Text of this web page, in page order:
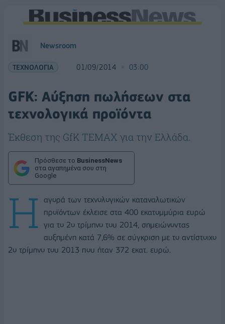
Newsroom
ΤΕΧΝΟΛΟΓΙΑ 01/09/2014 03:00
GFK: Αύξηση πωλήσεων στα
τεχνολογικά προϊόντα
Έκθεση της GfK TEMAX για την Ελλάδα.
Πρόσθεσε το BusinessNews
στα αγαπημένα σου στη
Google
Η
αγορά των τεχνολογικών καταναλωτικών
προϊόντων έκλεισε στα 400 εκατομμύρια ευρώ
για το 2ο τρίμηνο του 2014, σημειώνοντας
αυξημένη κατά 7,6% σε σύγκριση με το αντίστοιχο
2ο τρίμηνο του 2013 που ήταν 372 εκατ. ευρώ.